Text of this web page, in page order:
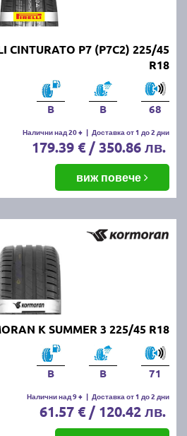
CINTURATO P7 (P7C2) 225/45
R18
B B 68
Налични над 20 + | Доставка от 1 до 2 дни
179.39 € / 350.86 лв.
виж повече
K SUMMER 3 225/45 R18
B B 71
Налични над 9 + | Доставка от 1 до 2 дни
61.57 € / 120.42 лв.